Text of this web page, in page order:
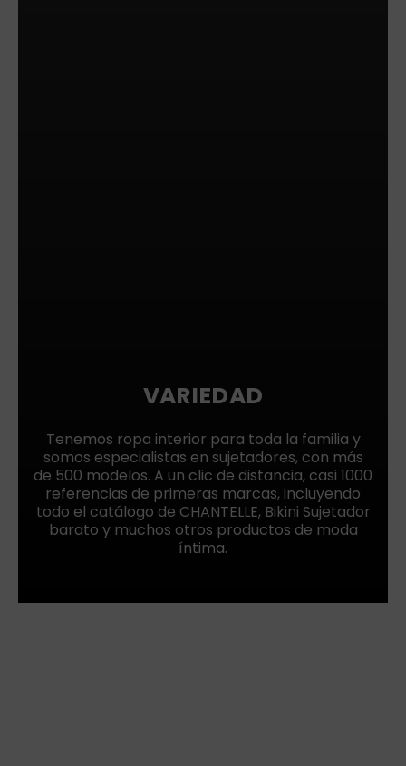
VARIEDAD
Tenemos ropa interior para toda la familia y
somos especialistas en sujetadores, con más
de 500 modelos. A un clic de distancia, casi 1000
referencias de primeras marcas, incluyendo
todo el catálogo de CHANTELLE, Bikini Sujetador
barato y muchos otros productos de moda
íntima.